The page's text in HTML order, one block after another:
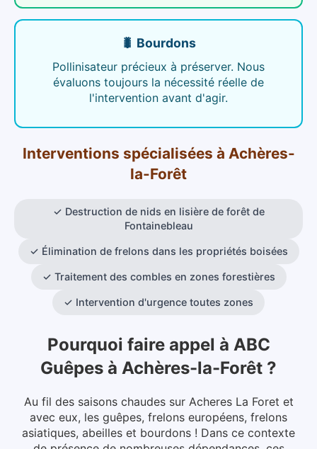
🐛 Bourdons
Pollinisateur précieux à préserver. Nous
évaluons toujours la nécessité réelle de
l'intervention avant d'agir.
Interventions spécialisées à Achères-
la-Forêt
✓ Destruction de nids en lisière de forêt de
Fontainebleau
✓ Élimination de frelons dans les propriétés boisées
✓ Traitement des combles en zones forestières
✓ Intervention d'urgence toutes zones
Pourquoi faire appel à ABC
Guêpes à Achères-la-Forêt ?
Au fil des saisons chaudes sur Acheres La Foret et
avec eux, les guêpes, frelons européens, frelons
asiatiques, abeilles et bourdons ! Dans ce contexte